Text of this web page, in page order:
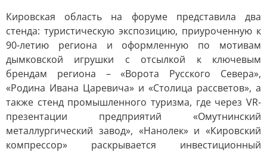
Кировская область на форуме представила два
стенда: туристическую экспозицию, приуроченную к
90-летию региона и оформленную по мотивам
дымковской игрушки с отсылкой к ключевым
брендам региона – «Ворота Русского Севера»,
«Родина Ивана Царевича» и «Столица рассветов», а
также стенд промышленного туризма, где через VR-
презентации предприятий «Омутнинский
металлургический завод», «Нанолек» и «Кировский
компрессор» раскрывается инвестиционный